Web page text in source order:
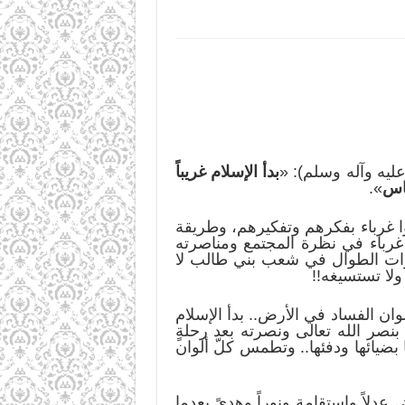
وآله وسلم): «بدأ الإسلام غريباً
».
غرباء بفكرهم وتفكيرهم، وطريقة
في نظرة المجتمع ومناصرته
الطوال في شعب بني طالب لا
تستسيغه!!
الفساد في الأرض.. بدأ الإسلام
بنصر الله تعالى ونصرته بعد رحلةٍ
ودفئها.. وتطمس كلّ ألوان